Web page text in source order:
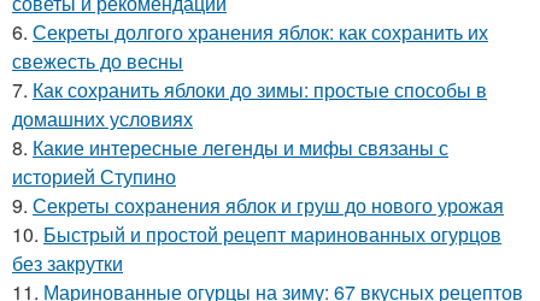
6. Секреты долгого хранения яблок: как сохранить их
свежесть до весны
7. Как сохранить яблоки до зимы: простые способы в
домашних условиях
8. Какие интересные легенды и мифы связаны с
историей Ступино
9. Секреты сохранения яблок и груш до нового урожая
10. Быстрый и простой рецепт маринованных огурцов
без закрутки
11. Маринованные огурцы на зиму: 67 вкусных рецептов